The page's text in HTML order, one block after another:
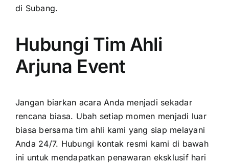
di Subang.
Hubungi Tim Ahli
Arjuna Event
Jangan biarkan acara Anda menjadi sekadar
rencana biasa. Ubah setiap momen menjadi luar
biasa bersama tim ahli kami yang siap melayani
Anda 24/7. Hubungi kontak resmi kami di bawah
ini untuk mendapatkan penawaran eksklusif hari